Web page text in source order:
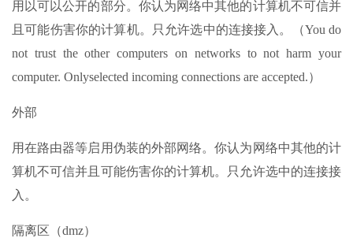
用以可以公开的部分。你认为网络中其他的计算机不可信并
且可能伤害你的计算机。只允许选中的连接接入。（You do
not trust the other computers on networks to not harm your
computer. Onlyselected incoming connections are accepted.）
外部
用在路由器等启用伪装的外部网络。你认为网络中其他的计
算机不可信并且可能伤害你的计算机。只允许选中的连接接
入。
隔离区（dmz）